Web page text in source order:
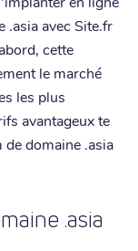
.asia avec Site.fr
cette
le marché
les plus
avantageux te
domaine .asia
.asia